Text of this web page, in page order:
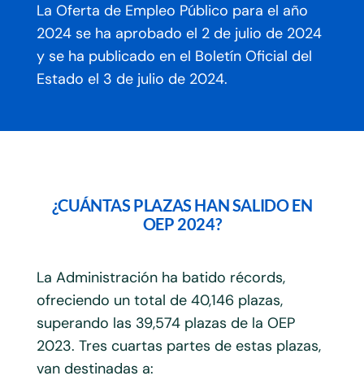
La Oferta de Empleo Público para el año
2024 se ha aprobado el 2 de julio de 2024
y se ha publicado en el Boletín Oficial del
Estado el 3 de julio de 2024.
¿CUÁNTAS PLAZAS HAN SALIDO EN
OEP 2024?
La Administración ha batido récords,
ofreciendo un total de 40,146 plazas,
superando las 39,574 plazas de la OEP
2023. Tres cuartas partes de estas plazas,
van destinadas a: